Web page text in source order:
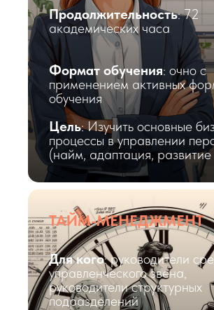
Продолжительность: 72
академических часа
Формат обучения: очно с
применением активных
обучения
Цель: Изучить основные
процессы в управлении
(найм, адаптация,
ТАЙМ-МЕНЕДЖМЕНТ
Для кого: руководители
управленческого звена,
руководители структурных
подразделений